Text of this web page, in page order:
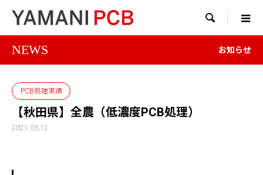

NEWS お知らせ
PCB処理実績
【秋田県】全農（低濃度PCB処理）
2021.03.12